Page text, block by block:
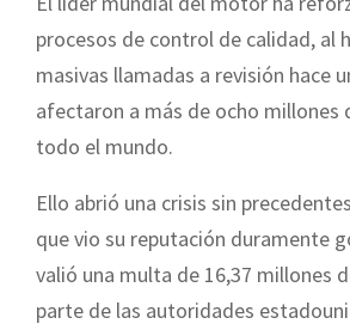
procesos de control de calidad, al
masivas llamadas a revisión hace
afectaron a más de ocho millones
todo el mundo.
Ello abrió una crisis sin
que vio su reputación duramente
valió una multa de 16,37 millones
parte de las autoridades